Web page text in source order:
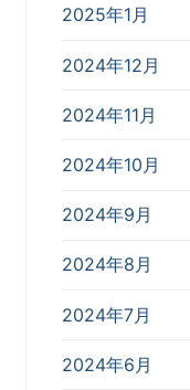
2025年1月
2024年12月
2024年11月
2024年10月
2024年9月
2024年8月
2024年7月
2024年6月